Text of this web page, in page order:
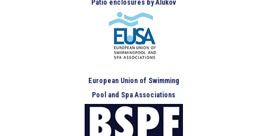
Patio enclosures by Alukov
European Union of Swimming
Pool and Spa Associations